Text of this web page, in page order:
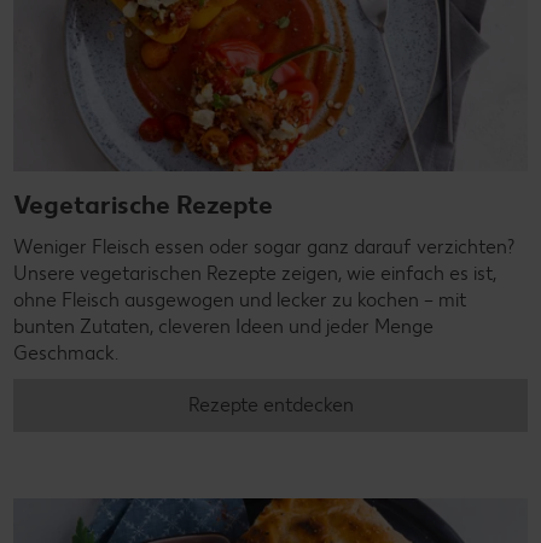
Vegetarische Rezepte
Weniger Fleisch essen oder sogar ganz darauf verzichten?
Unsere vegetarischen Rezepte zeigen, wie einfach es ist,
ohne Fleisch ausgewogen und lecker zu kochen – mit
bunten Zutaten, cleveren Ideen und jeder Menge
Geschmack.
Rezepte entdecken